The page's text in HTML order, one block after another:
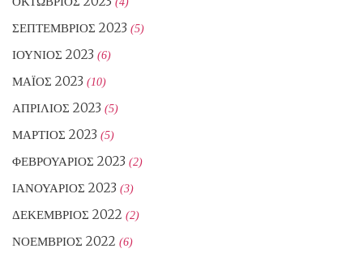
ΣΕΠΤΈΜΒΡΙΟΣ 2023 (5)
ΙΟΎΝΙΟΣ 2023 (6)
ΜΆΙΟΣ 2023 (10)
ΑΠΡΊΛΙΟΣ 2023 (5)
ΜΆΡΤΙΟΣ 2023 (5)
ΦΕΒΡΟΥΆΡΙΟΣ 2023 (2)
ΙΑΝΟΥΆΡΙΟΣ 2023 (3)
ΔΕΚΈΜΒΡΙΟΣ 2022 (2)
ΝΟΈΜΒΡΙΟΣ 2022 (6)